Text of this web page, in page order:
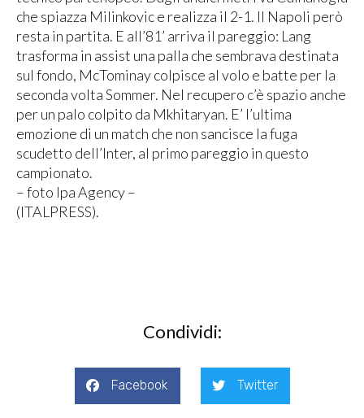
che spiazza Milinkovic e realizza il 2-1. Il Napoli però
resta in partita. E all’81’ arriva il pareggio: Lang
trasforma in assist una palla che sembrava destinata
sul fondo, McTominay colpisce al volo e batte per la
seconda volta Sommer. Nel recupero c’è spazio anche
per un palo colpito da Mkhitaryan. E’ l’ultima
emozione di un match che non sancisce la fuga
scudetto dell’Inter, al primo pareggio in questo
campionato.
– foto Ipa Agency –
(ITALPRESS).
Condividi:
Facebook Twitter